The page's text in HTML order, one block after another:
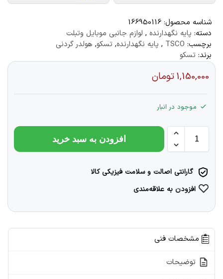
شناسه محصول: 166950116
دسته: پایه نگهدارنده , لوازم جانبی موبایل وتبلت
برچسب: TSCO
, پایه نگهدارنده, تسکو, هولدر گردنی
برند: تسکو
1,150,000تومان
موجود در انبار
افزودن به سبد خرید
گارانتی اصالت و سلامت فیزیکی کالا
افزودن به علاقه‌مندی
مشخصات فنی
توضیحات